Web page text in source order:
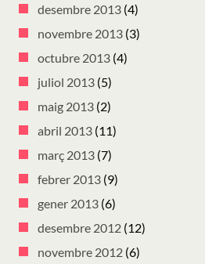
desembre 2013 (4)
novembre 2013 (3)
octubre 2013 (4)
juliol 2013 (5)
maig 2013 (2)
abril 2013 (11)
març 2013 (7)
febrer 2013 (9)
gener 2013 (6)
desembre 2012 (12)
novembre 2012 (6)